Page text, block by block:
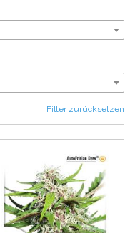
Filter zurücksetzen